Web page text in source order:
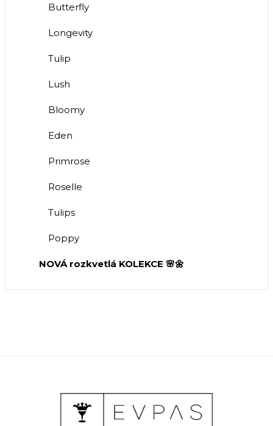
Butterfly
Longevity
Tulip
Lush
Bloomy
Eden
Primrose
Roselle
Tulips
Poppy
NOVÁ rozkvetlá KOLEKCE 🌸🌼